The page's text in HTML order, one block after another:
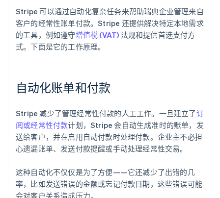
Stripe 可以通过自动化复杂任务来帮助瑞典企业管理来自
客户的经常性账单付款。Stripe 还提供解决特定本地需求
的工具，例如遵守增值税 (VAT) 法规和提供首选支付方
式。下面是它的工作原理。
自动化账单和付款
Stripe 减少了管理经常性付款的人工工作。一旦建立了订
阅或经常性付款计划，Stripe 会自动生成准时的账单，发
送给客户，并在启用自动付款时处理付款。企业主不必担
心遗漏账单、发送付款提醒或手动处理经常性交易。
这种自动化不仅仅是为了方便——它还减少了出错的几
率，比如发送错误的金额或忘记付款日期，这些错误可能
会对客户关系造成压力。